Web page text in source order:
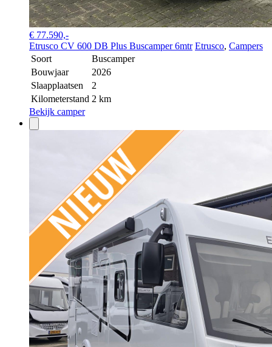
€ 77.590,-
Etrusco CV 600 DB Plus Buscamper 6mtr Etrusco, Campers
Soort
Buscamper
Bouwjaar
2026
Slaapplaatsen
2
Kilometerstand 2 km
Bekijk camper